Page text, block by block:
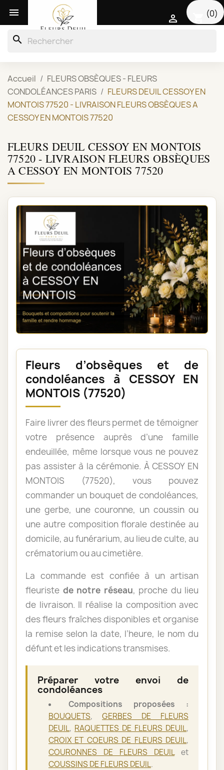
 (0)

search
Accueil
FLEURS OBSÈQUES - FLEURS
CONDOLÉANCES PARIS
FLEURS DEUIL CESSOY EN
MONTOIS 77520 - LIVRAISON FLEURS OBSÈQUES A
CESSOY EN MONTOIS 77520
FLEURS DEUIL CESSOY EN MONTOIS
77520 - LIVRAISON FLEURS OBSÈQUES
A CESSOY EN MONTOIS 77520
Fleurs d’obsèques et de
condoléances à CESSOY EN
MONTOIS (77520)
Faire livrer des fleurs permet de témoigner
votre présence auprès d’une famille
endeuillée, même lorsque vous ne pouvez
pas assister à la cérémonie. À CESSOY EN
MONTOIS (77520), vous pouvez
commander un bouquet de condoléances,
une gerbe, une couronne, un coussin ou
une autre composition florale destinée au
domicile, au funérarium, au lieu de culte, au
crématorium ou au cimetière.
La commande est confiée à un artisan
fleuriste de notre réseau, proche du lieu
de livraison. Il réalise la composition avec
des fleurs fraîches disponibles et organise
la remise selon la date, l’heure, le nom du
défunt et les indications transmises.
Préparer votre envoi de
condoléances
Compositions proposées :
BOUQUETS, GERBES DE FLEURS
DEUIL, RAQUETTES DE FLEURS DEUIL,
CROIX ET COEURS DE FLEURS DEUIL,
COURONNES DE FLEURS DEUILet
COUSSINS DE FLEURS DEUIL.